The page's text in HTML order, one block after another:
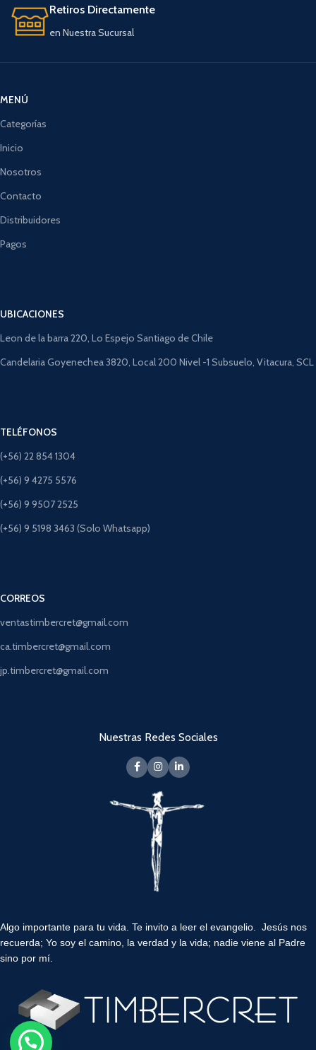
Retiros Directamente
en Nuestra Sucursal
MENÚ
Categorías
Inicio
Nosotros
Contacto
Distribuidores
Pagos
UBICACIONES
Leon de la barra 220, Lo Espejo Santiago de Chile
Candelaria Goyenechea 3820, Local 200 Nivel -1 Subsuelo, Vitacura, SCL
TELÉFONOS
(+56) 22 854 1304
(+56) 9 4275 5576
(+56) 9 9507 2525
(+56) 9 5198 3463 (Solo Whatsapp)
CORREOS
ventastimbercret@gmail.com
ca.timbercret@gmail.com
jp.timbercret@gmail.com
Nuestras Redes Sociales
Algo importante para tu vida. Te invito a leer el evangelio. Jesús nos
recuerda; Yo soy el camino, la verdad y la vida; nadie viene al Padre
sino por mí.